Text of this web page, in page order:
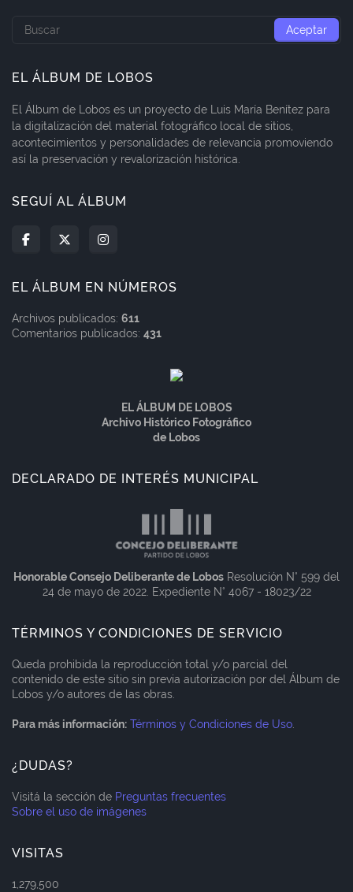
EL ÁLBUM DE LOBOS
El Álbum de Lobos es un proyecto de Luis María Benítez para
la digitalización del material fotográfico local de sitios,
acontecimientos y personalidades de relevancia promoviendo
así la preservación y revalorización histórica.
SEGUÍ AL ÁLBUM
EL ÁLBUM EN NÚMEROS
Archivos publicados: 611
Comentarios publicados: 431
EL ÁLBUM DE LOBOS
Archivo Histórico Fotográfico
de Lobos
DECLARADO DE INTERÉS MUNICIPAL
Honorable Consejo Deliberante de Lobos Resolución N° 599 del
24 de mayo de 2022. Expediente N° 4067 - 18023/22
TÉRMINOS Y CONDICIONES DE SERVICIO
Queda prohibida la reproducción total y/o parcial del
contenido de este sitio sin previa autorización por del Álbum de
Lobos y/o autores de las obras.
Para más información: Términos y Condiciones de Uso
¿DUDAS?
Visitá la sección de Preguntas frecuentes
Sobre el uso de imágenes
VISITAS
1,279,500